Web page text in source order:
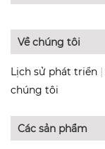
Về chúng tôi
Lịch sử phát triển |
chúng tôi
Các sản phẩm